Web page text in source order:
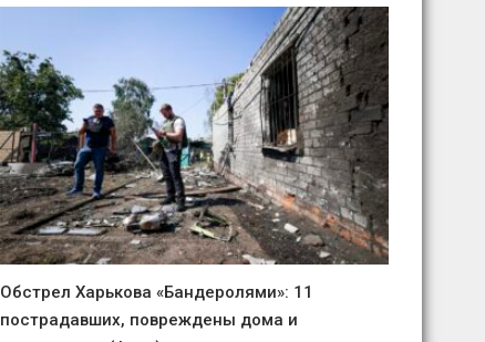
Обстрел Харькова «Бандеролями»: 11
пострадавших, повреждены дома и